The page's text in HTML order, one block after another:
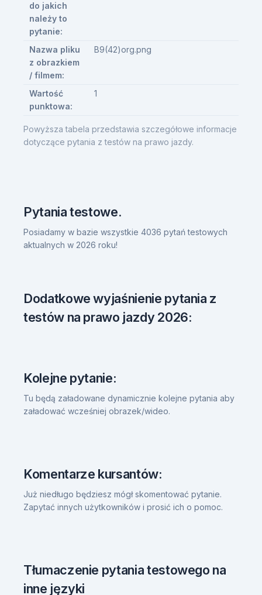
Powyższa tabela przedstawia szczegółowe informacje
dotyczące pytania z testów na prawo jazdy.
do jakich
należy to
pytanie:
Nazwa pliku
z obrazkiem
/ filmem:
B9(42)org.png
Wartość
punktowa:
1
Pytania testowe.
Posiadamy w bazie wszystkie 4036 pytań testowych
aktualnych w 2026 roku!
Dodatkowe wyjaśnienie pytania z
testów na prawo jazdy 2026:
Kolejne pytanie:
Tu będą załadowane dynamicznie kolejne pytania aby
załadować wcześniej obrazek/wideo.
Komentarze kursantów:
Już niedługo będziesz mógł skomentować pytanie.
Zapytać innych użytkowników i prosić ich o pomoc.
Tłumaczenie pytania testowego na
inne języki